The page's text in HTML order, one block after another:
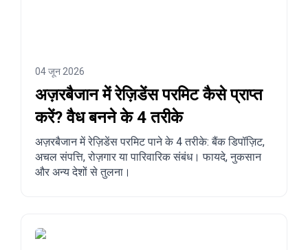
04 जून 2026
अज़रबैजान में रेज़िडेंस परमिट कैसे प्राप्त
करें? वैध बनने के 4 तरीके
अज़रबैजान में रेज़िडेंस परमिट पाने के 4 तरीके: बैंक डिपॉज़िट,
अचल संपत्ति, रोज़गार या पारिवारिक संबंध। फायदे, नुकसान
और अन्य देशों से तुलना।